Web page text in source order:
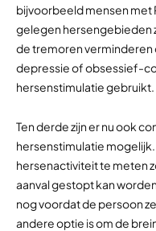
bijvoorbeeld mensen met
gelegen hersengebieden
de tremoren verminderen
depressie of obsessief-
hersenstimulatie gebruikt.
Ten derde zijn er nu ook
hersenstimulatie
hersenactiviteit te meten
aanval gestopt kan
nog voordat de persoon
andere optie is om de